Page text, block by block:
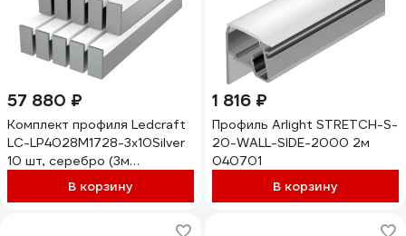
57 880 ₽
Комплект профиля Ledcraft
LC-LP4028M1728-3x10Silver
10 шт, серебро (3м
профиль+3м
рассеиватель+2
В корзину
1 816 ₽
Профиль Arlight STRETCH-S-
20-WALL-SIDE-2000 2м
040701
В корзину